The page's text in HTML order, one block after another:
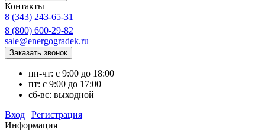
Контакты
8 (343) 243-65-31
8 (800) 600-29-82
sale@energogradek.ru
пн-чт: с 9:00 до 18:00
пт: с 9:00 до 17:00
сб-вс: выходной
Вход | Регистрация
Информация